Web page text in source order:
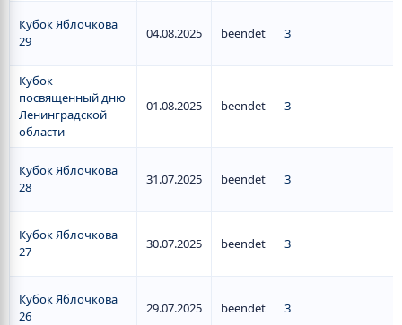
Кубок Яблочкова
29
04.08.2025 beendet 3
Кубок
посвященный дню
Ленинградской
области
01.08.2025 beendet 3
Кубок Яблочкова
28
31.07.2025 beendet 3
Кубок Яблочкова
27
30.07.2025 beendet 3
Кубок Яблочкова
26
29.07.2025 beendet 3